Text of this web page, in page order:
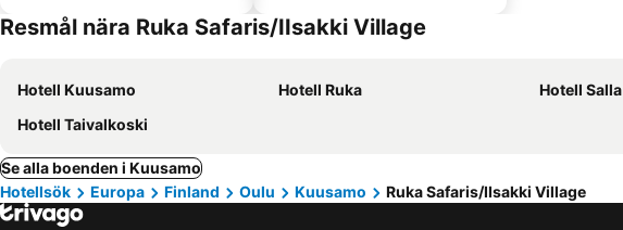
Resmål nära Ruka Safaris/IIsakki Village
Hotell Kuusamo Hotell Ruka Hotell Salla
Hotell Taivalkoski
Se alla boenden i Kuusamo
Hotellsök
Europa Finland Oulu Kuusamo Ruka Safaris/IIsakki Village